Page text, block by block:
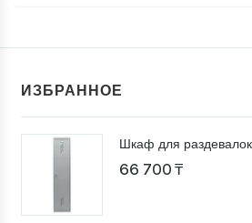
ИЗБРАННОЕ
Шкаф для
66 700 ₸